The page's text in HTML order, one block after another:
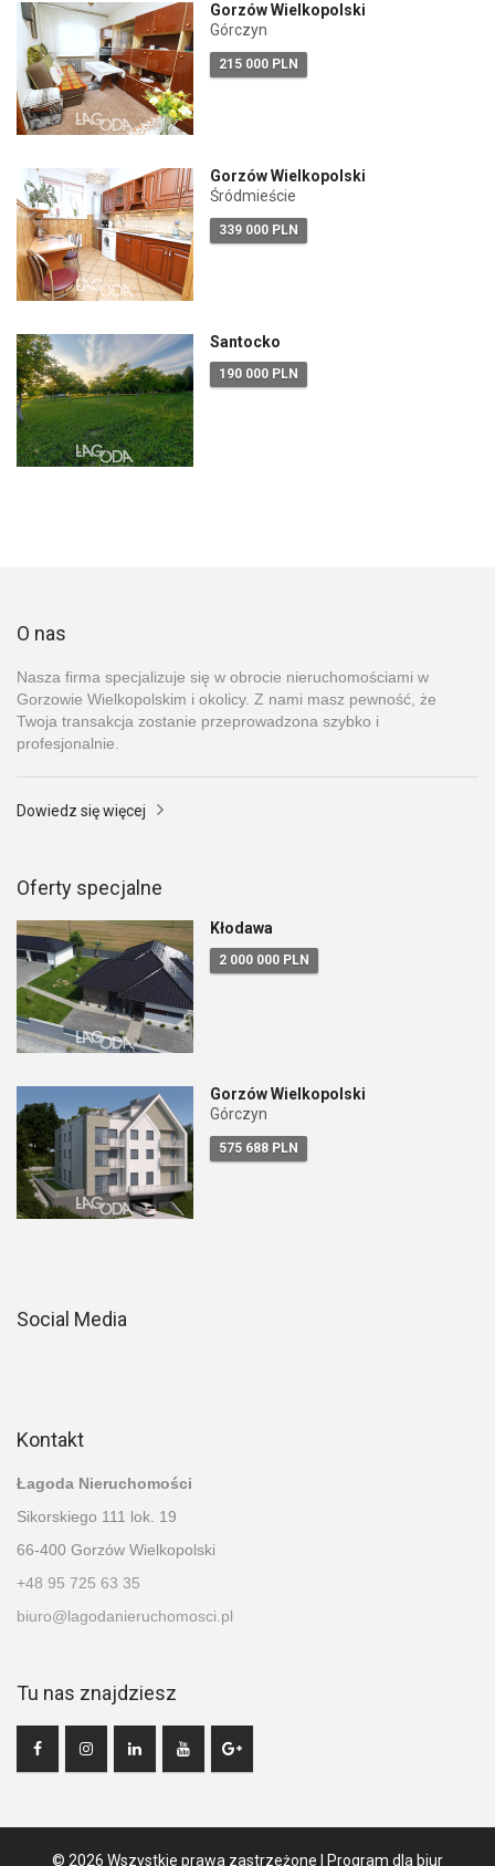
Gorzów Wielkopolski
Górczyn
215 000 PLN
Gorzów Wielkopolski
Śródmieście
339 000 PLN
Santocko
190 000 PLN
O nas
Nasza firma specjalizuje się w obrocie nieruchomościami w
Gorzowie Wielkopolskim i okolicy. Z nami masz pewność, że
Twoja transakcja zostanie przeprowadzona szybko i
profesjonalnie.
Dowiedz się więcej
Oferty specjalne
Kłodawa
2 000 000 PLN
Gorzów Wielkopolski
Górczyn
575 688 PLN
Social Media
Kontakt
Łagoda Nieruchomości
Sikorskiego 111 lok. 19
66-400 Gorzów Wielkopolski
+48 95 725 63 35
biuro@lagodanieruchomosci.pl
Tu nas znajdziesz
© 2026 Wszystkie prawa zastrzeżone | Program dla biur